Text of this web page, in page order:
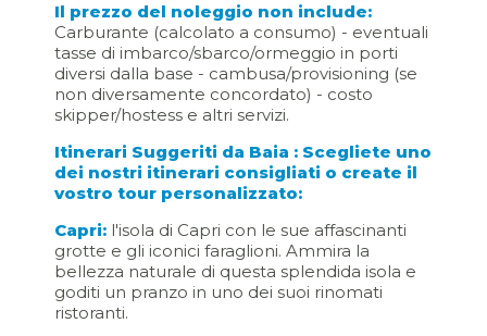
Il prezzo del noleggio non include:
Carburante (calcolato a consumo) - eventuali
tasse di imbarco/sbarco/ormeggio in porti
diversi dalla base - cambusa/provisioning (se
non diversamente concordato) - costo
skipper/hostess e altri servizi.
Itinerari Suggeriti da Baia : Scegliete uno
dei nostri itinerari consigliati o create il
vostro tour personalizzato:
Capri: l'isola di Capri con le sue affascinanti
grotte e gli iconici faraglioni. Ammira la
bellezza naturale di questa splendida isola e
goditi un pranzo in uno dei suoi rinomati
ristoranti.